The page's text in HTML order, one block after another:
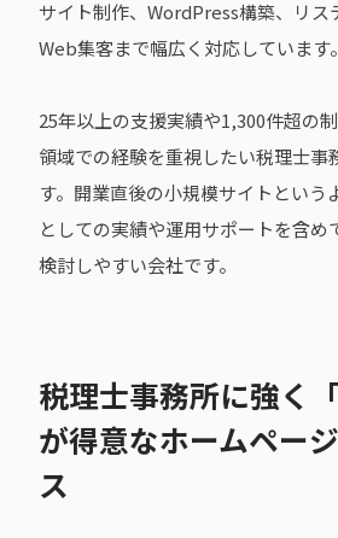
サイト制作、WordPress構築、リス
Web集客まで幅広く対応しています。
25年以上の支援実績や1,300件超の
領域での経験を重視したい税理士事
す。開業直後の小規模サイトという
としての実績や運用サポートを含め
検討しやすい会社です。
税理士事務所に強く
が得意なホームペー
ス